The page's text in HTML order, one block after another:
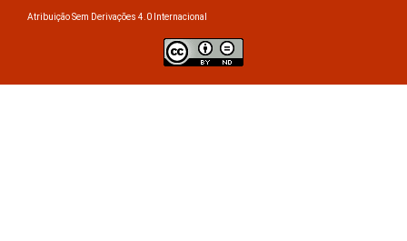
Atribuição Sem Derivações 4.0 Internacional